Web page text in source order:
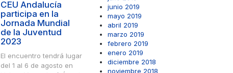
CEU Andalucía
participa en la
Jornada Mundial
de la Juventud
2023
El encuentro tendrá lugar
del 1 al 6 de agosto en
junio 2019
mayo 2019
abril 2019
marzo 2019
febrero 2019
enero 2019
diciembre 2018
noviembre 2018